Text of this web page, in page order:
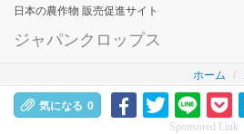
日本の農作物 販売促進サイト
ジャパンクロップス
ホーム
気になる 0
Sponsored Link